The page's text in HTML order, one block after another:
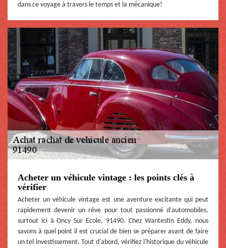
dans ce voyage à travers le temps et la mécanique!
Acheter un véhicule vintage : les points clés à
vérifier
Acheter un véhicule vintage est une aventure excitante qui peut
rapidement devenir un rêve pour tout passionné d'automobiles,
surtout ici à Oncy Sur Ecole, 91490. Chez Wantestin Eddy, nous
savons à quel point il est crucial de bien se préparer avant de faire
un tel investissement. Tout d'abord, vérifiez l'historique du véhicule